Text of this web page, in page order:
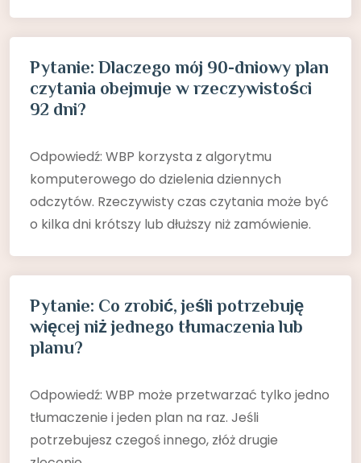
Pytanie: Dlaczego mój 90-dniowy plan
czytania obejmuje w rzeczywistości
92 dni?
Odpowiedź: WBP korzysta z algorytmu
komputerowego do dzielenia dziennych
odczytów. Rzeczywisty czas czytania może być
o kilka dni krótszy lub dłuższy niż zamówienie.
Pytanie: Co zrobić, jeśli potrzebuję
więcej niż jednego tłumaczenia lub
planu?
Odpowiedź: WBP może przetwarzać tylko jedno
tłumaczenie i jeden plan na raz. Jeśli
potrzebujesz czegoś innego, złóż drugie